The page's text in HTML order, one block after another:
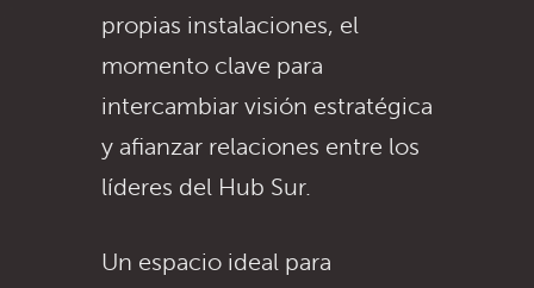
propias instalaciones, el
momento clave para
intercambiar visión estratégica
y afianzar relaciones entre los
líderes del Hub Sur.
Un espacio ideal para